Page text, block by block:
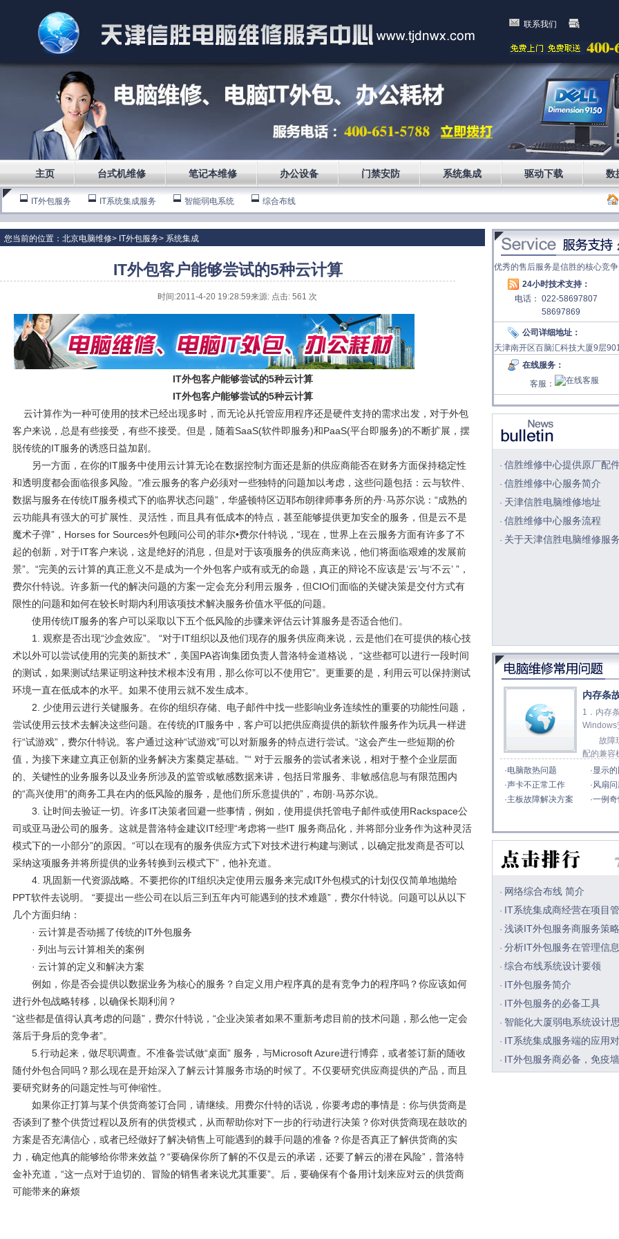
联系我们
主页 台式机维修 笔记本维修 办公设备 门禁安防 系统集成 驱动下载 数
IT外包服务 IT系统集成服务 智能弱电系统 综合布线
您当前的位置： 北京电脑维修> IT外包服务> 系统集成
IT外包客户能够尝试的5种云计算
时间:2011-4-20 19:28:59来源: 点击: 561 次
IT外包客户能够尝试的5种云计算
IT外包客户能够尝试的5种云计算
云计算作为一种可使用的技术已经出现多时，而无论从托管应用程序还是硬件支持的需求出发，对于外包
客户来说，总是有些接受，有些不接受。但是，随着SaaS(软件即服务)和PaaS(平台即服务)的不断扩展，摆
脱传统的IT服务的诱惑日益加剧。
另一方面，在你的IT服务中使用云计算无论在数据控制方面还是新的供应商能否在财务方面保持稳定性
和透明度都会面临很多风险。“准云服务的客户必须对一些独特的问题加以考虑，这些问题包括：云与软件、
数据与服务在传统IT服务模式下的临界状态问题”，华盛顿特区迈耶布朗律师事务所的丹·马苏尔说：“成熟的
云功能具有强大的可扩展性、灵活性，而且具有低成本的特点，甚至能够提供更加安全的服务，但是云不是
魔术子弹”，Horses for Sources外包顾问公司的菲尔•费尔什特说，“现在，世界上在云服务方面有许多了不
起的创新，对于IT客户来说，这是绝好的消息，但是对于该项服务的供应商来说，他们将面临艰难的发展前
景”。“完美的云计算的真正意义不是成为一个外包客户或有或无的命题，真正的辩论不应该是‘云’与‘不云’ ”，
费尔什特说。许多新一代的解决问题的方案一定会充分利用云服务，但CIO们面临的关键决策是交付方式有
限性的问题和如何在较长时期内利用该项技术解决服务价值水平低的问题。
使用传统IT服务的客户可以采取以下五个低风险的步骤来评估云计算服务是否适合他们。
1. 观察是否出现“沙盒效应”。 “对于IT组织以及他们现存的服务供应商来说，云是他们在可提供的核心技
术以外可以尝试使用的完美的新技术”，美国PA咨询集团负责人普洛特金道格说， “这些都可以进行一段时间
的测试，如果测试结果证明这种技术根本没有用，那么你可以不使用它”。更重要的是，利用云可以保持测试
环境一直在低成本的水平。如果不使用云就不发生成本。
2. 少使用云进行关键服务。在你的组织存储、电子邮件中找一些影响业务连续性的重要的功能性问题，
尝试使用云技术去解决这些问题。在传统的IT服务中，客户可以把供应商提供的新软件服务作为玩具一样进
行“试游戏”，费尔什特说。客户通过这种“试游戏”可以对新服务的特点进行尝试。“这会产生一些短期的价
值，为接下来建立真正创新的业务解决方案奠定基础。”“ 对于云服务的尝试者来说，相对于整个企业层面
的、关键性的业务服务以及业务所涉及的监管或敏感数据来讲，包括日常服务、非敏感信息与有限范围内
的“高兴使用”的商务工具在内的低风险的服务，是他们所乐意提供的”，布朗·马苏尔说。
3. 让时间去验证一切。许多IT决策者回避一些事情，例如，使用提供托管电子邮件或使用Rackspace公
司或亚马逊公司的服务。这就是普洛特金建议IT经理“考虑将一些IT 服务商品化，并将部分业务作为这种灵活
模式下的一小部分”的原因。“可以在现有的服务供应方式下对技术进行构建与测试，以确定批发商是否可以
采纳这项服务并将所提供的业务转换到云模式下”，他补充道。
4. 巩固新一代资源战略。不要把你的IT组织决定使用云服务来完成IT外包模式的计划仅仅简单地抛给
PPT软件去说明。 “要提出一些公司在以后三到五年内可能遇到的技术难题”，费尔什特说。问题可以从以下
几个方面归纳：
· 云计算是否动摇了传统的IT外包服务
· 列出与云计算相关的案例
· 云计算的定义和解决方案
例如，你是否会提供以数据业务为核心的服务？自定义用户程序真的是有竞争力的程序吗？你应该如何
进行外包战略转移，以确保长期利润？
“这些都是值得认真考虑的问题”，费尔什特说，“企业决策者如果不重新考虑目前的技术问题，那么他一定会
落后于身后的竞争者”。
5.行动起来，做尽职调查。不准备尝试做“桌面” 服务，与Microsoft Azure进行博弈，或者签订新的随收
随付外包合同吗？那么现在是开始深入了解云计算服务市场的时候了。不仅要研究供应商提供的产品，而且
要研究财务的问题定性与可伸缩性。
如果你正打算与某个供货商签订合同，请继续。用费尔什特的话说，你要考虑的事情是：你与供货商是
否谈到了整个供货过程以及所有的供货模式，从而帮助你对下一步的行动进行决策？你对供货商现在鼓吹的
方案是否充满信心，或者已经做好了解决销售上可能遇到的棘手问题的准备？你是否真正了解供货商的实
力，确定他真的能够给你带来效益？“要确保你所了解的不仅是云的承诺，还要了解云的潜在风险”，普洛特
金补充道，“这一点对于迫切的、冒险的销售者来说尤其重要”。后，要确保有个备用计划来应对云的供货商
可能带来的麻烦
优秀的售后服务是信胜的核心竞争
24小时技术支持：
电话： 022-58697807
58697869
公司详细地址：
天津南开区百脑汇科技大厦9层
在线服务：
客服：
· 信胜维修中心提供原厂配
· 信胜维修中心服务简介
· 天津信胜电脑维修地址
· 信胜维修中心服务流程
· 关于天津信胜电脑维修服
内存条
1．内存
Windows
故障现
配的兼容
·电脑散热问题 ·显示
·声卡不正常工作 ·风扇
·主板故障解决方案 ·一例
· 网络综合布线 简介
· IT系统集成商经营在项目
· 浅谈IT外包服务商服务策略
· 分析IT外包服务在管理信
· 综合布线系统设计要领
· IT外包服务简介
· IT外包服务的必备工具
· 智能化大厦弱电系统设计
· IT系统集成服务端的应用
· IT外包服务商必备，免疫